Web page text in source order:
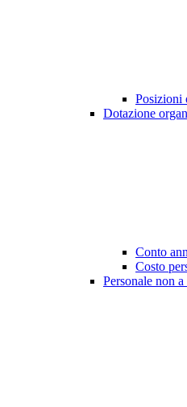
Posizioni
Dotazione
Conto
Costo
Personale non